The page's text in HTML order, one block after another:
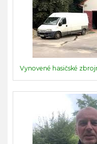
Vynovené hasičské